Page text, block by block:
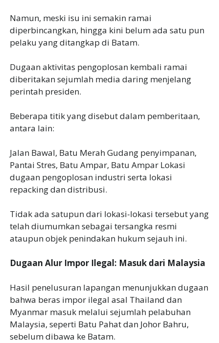
‎Namun, meski isu ini semakin ramai
diperbincangkan, hingga kini belum ada satu pun
pelaku yang ditangkap di Batam.
‎Dugaan aktivitas pengoplosan kembali ramai
diberitakan sejumlah media daring menjelang
perintah presiden.
‎Beberapa titik yang disebut dalam pemberitaan,
antara lain:
‎Jalan Bawal, Batu Merah Gudang penyimpanan,
Pantai Stres, Batu Ampar, Batu Ampar Lokasi
dugaan pengoplosan industri serta lokasi
repacking dan distribusi.
‎Tidak ada satupun dari lokasi-lokasi tersebut yang
telah diumumkan sebagai tersangka resmi
ataupun objek penindakan hukum sejauh ini.
Dugaan Alur Impor Ilegal: Masuk dari Malaysia
‎Hasil penelusuran lapangan menunjukkan dugaan
bahwa beras impor ilegal asal Thailand dan
Myanmar masuk melalui sejumlah pelabuhan
Malaysia, seperti Batu Pahat dan Johor Bahru,
sebelum dibawa ke Batam.